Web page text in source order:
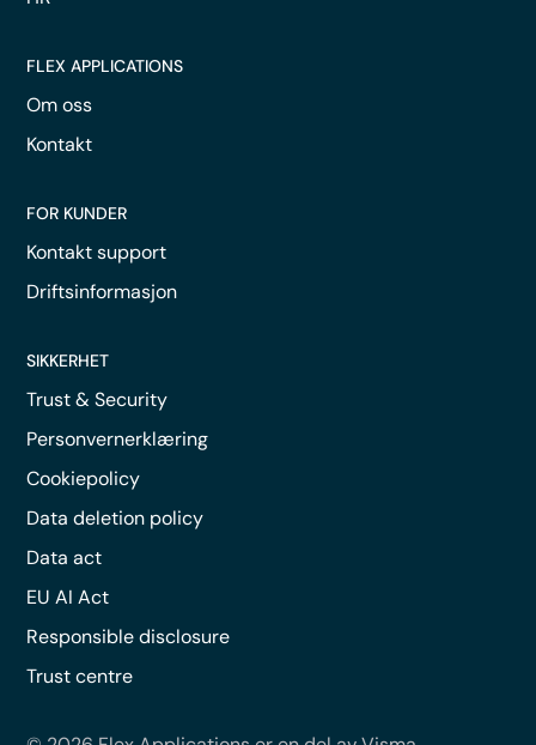
FLEX APPLICATIONS
Om oss
Kontakt
FOR KUNDER
Kontakt support
Driftsinformasjon
SIKKERHET
Trust & Security
Personvernerklæring
Cookiepolicy
Data deletion policy
Data act
EU AI Act
Responsible disclosure
Trust centre